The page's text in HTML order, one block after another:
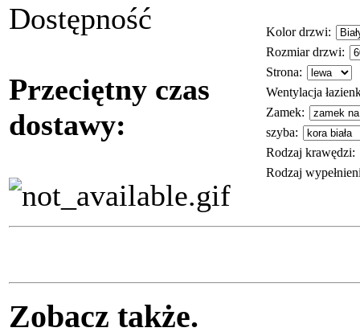
Dostępność
Przeciętny czas
dostawy:
Kolor drzwi:
Rozmiar drzwi:
Strona:
Wentylacja
Zamek:
szyba:
Rodzaj krawędzi:
Rodzaj
Zobacz także.